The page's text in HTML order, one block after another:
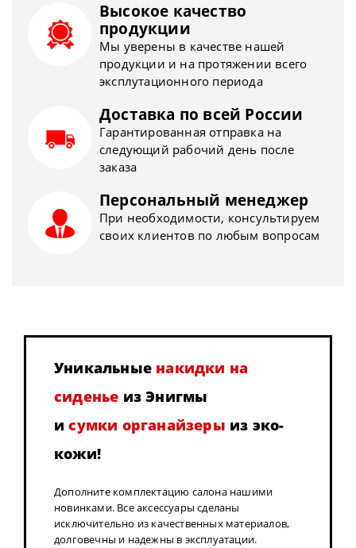
Высокое качество
продукции
Мы уверены в качестве нашей
продукции и на протяжении всего
эксплутационного периода
Доставка по всей России
Гарантированная отправка на
следующий рабочий день после
заказа
Персональный менеджер
При необходимости, консультируем
своих клиентов по любым вопросам
Уникальные накидки на
сиденье из Энигмы
исумки органайзеры из эко-
кожи!
Дополните комплектацию салона нашими
новинками. Все аксессуары сделаны
исключительно из качественных материалов,
долговечны и надежны в эксплуатации.